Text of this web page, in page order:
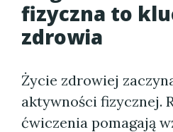
fizyczna to
zdrowia
Życie zdrowiej
aktywności fizycznej.
ćwiczenia pomagają